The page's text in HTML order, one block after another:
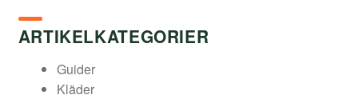
ARTIKELKATEGORIER
Guider
Kläder